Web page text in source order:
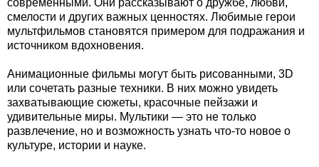
современными. Они рассказывают о дружбе, любви,
смелости и других важных ценностях. Любимые герои
мультфильмов становятся примером для подражания и
источником вдохновения.
Анимационные фильмы могут быть рисованными, 3D
или сочетать разные техники. В них можно увидеть
захватывающие сюжеты, красочные пейзажи и
удивительные миры. Мультики — это не только
развлечение, но и возможность узнать что-то новое о
культуре, истории и науке.